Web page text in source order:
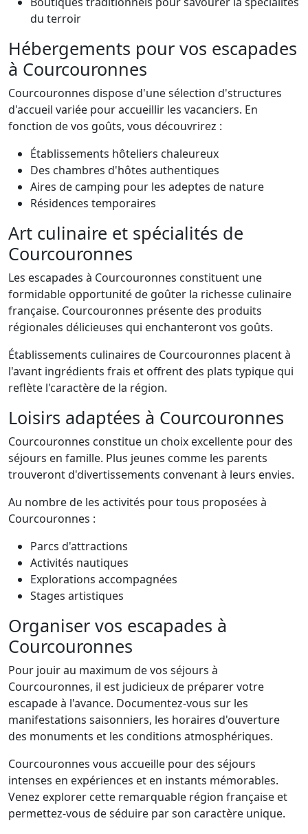
du terroir
Hébergements pour vos escapades
à Courcouronnes
Courcouronnes dispose d'une sélection d'structures
d'accueil variée pour accueillir les vacanciers. En
fonction de vos goûts, vous découvrirez :
Établissements hôteliers chaleureux
Des chambres d'hôtes authentiques
Aires de camping pour les adeptes de nature
Résidences temporaires
Art culinaire et spécialités de
Courcouronnes
Les escapades à Courcouronnes constituent une
formidable opportunité de goûter la richesse culinaire
française. Courcouronnes présente des produits
régionales délicieuses qui enchanteront vos goûts.
Établissements culinaires de Courcouronnes placent à
l'avant ingrédients frais et offrent des plats typique qui
reflète l'caractère de la région.
Loisirs adaptées à Courcouronnes
Courcouronnes constitue un choix excellente pour des
séjours en famille. Plus jeunes comme les parents
trouveront d'divertissements convenant à leurs envies.
Au nombre de les activités pour tous proposées à
Courcouronnes :
Parcs d'attractions
Activités nautiques
Explorations accompagnées
Stages artistiques
Organiser vos escapades à
Courcouronnes
Pour jouir au maximum de vos séjours à
Courcouronnes, il est judicieux de préparer votre
escapade à l'avance. Documentez-vous sur les
manifestations saisonniers, les horaires d'ouverture
des monuments et les conditions atmosphériques.
Courcouronnes vous accueille pour des séjours
intenses en expériences et en instants mémorables.
Venez explorer cette remarquable région française et
permettez-vous de séduire par son caractère unique.